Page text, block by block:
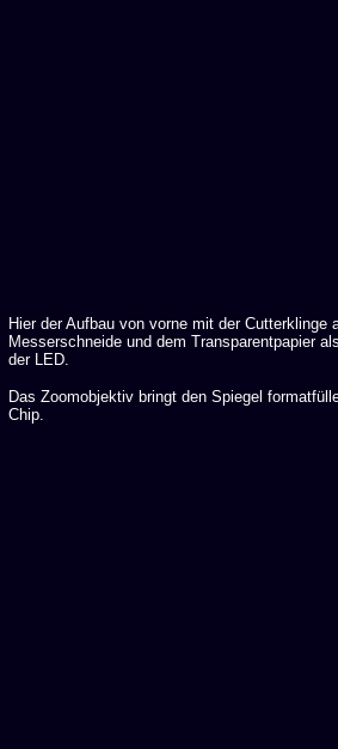
Hier der Aufbau von vorne mit der Cutterklinge
Messerschneide und dem Transparentpapier
der LED.
Das Zoomobjektiv bringt den Spiegel
Chip.